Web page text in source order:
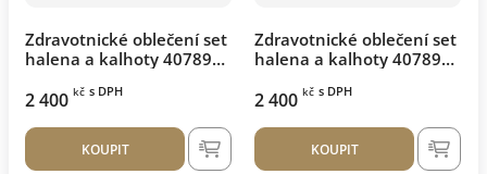
Zdravotnické oblečení set
halena a kalhoty 40789
2 400 kč s DPH
KOUPIT
Zdravotnické oblečení set
halena a kalhoty 40789
2 400 kč s DPH
KOUPIT